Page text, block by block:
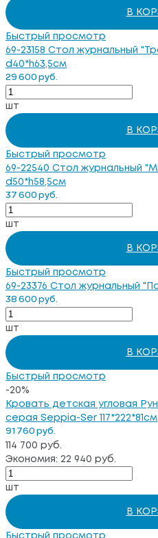
В
Быстрый просмотр
69-23158 Стол журнальный
d40*h63,5см
29 600 руб.
шт
В
Быстрый просмотр
69-22540 Стол журнальный
d50*h58,5см
37 600 руб.
шт
В
Быстрый просмотр
69-23376 Стол журнальный
38 600 руб.
шт
В
Быстрый просмотр
-20%
Кровать детская угловая
серая Seppia-Ser 117*222*81см
91 760 руб.
114 700 руб.
Экономия: 22 940 руб.
шт
В
Быстрый просмотр